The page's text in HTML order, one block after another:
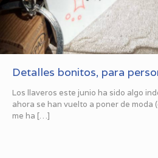
Detalles bonitos, para
Los llaveros este junio ha sido algo
ahora se han vuelto a poner de moda
me ha […]